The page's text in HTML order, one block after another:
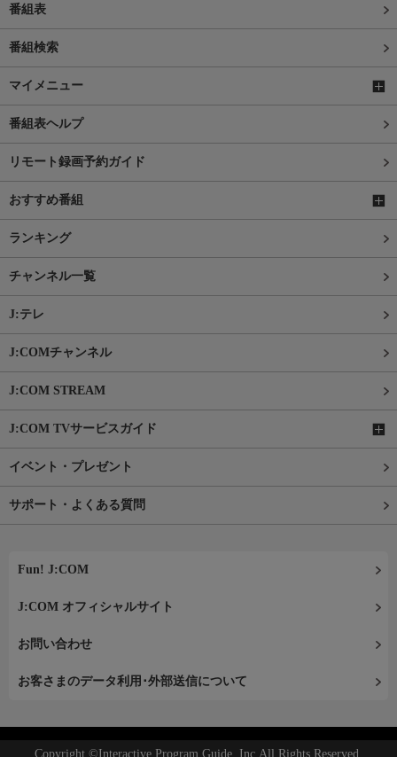
番組表
番組検索
マイメニュー
番組表ヘルプ
リモート録画予約ガイド
おすすめ番組
ランキング
チャンネル一覧
J:テレ
J:COMチャンネル
J:COM STREAM
J:COM TVサービスガイド
イベント・プレゼント
サポート・よくある質問
Fun! J:COM
J:COM オフィシャルサイト
お問い合わせ
お客さまのデータ利用･外部送信について
Copyright ©Interactive Program Guide, Inc.All Rights Reserved.